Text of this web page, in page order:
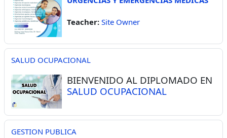
Teacher: Site Owner
SALUD OCUPACIONAL
BIENVENIDO AL DIPLOMADO EN
SALUD OCUPACIONAL
GESTION PUBLICA